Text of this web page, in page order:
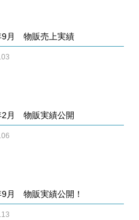
9月 物販売上実績
2月 物販実績公開
9月 物販実績公開！